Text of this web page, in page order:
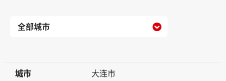

城市
城市
大连市